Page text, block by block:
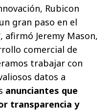
Rubicon
gran paso en el
afirmó Jeremy Mason,
comercial de
trabajar con
datos a
anunciantes que
transparencia y